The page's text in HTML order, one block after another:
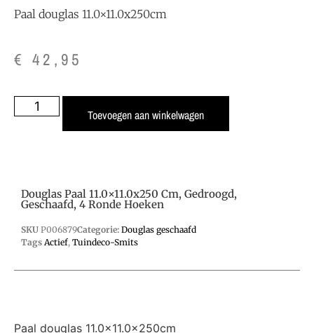
Paal douglas 11.0×11.0x250cm
€ 42,95
Toevoegen aan winkelwagen
Douglas Paal 11.0×11.0x250 Cm, Gedroogd,
Geschaafd, 4 Ronde Hoeken
SKU P006879Categorie: Douglas geschaafd
Tags Actief, Tuindeco-Smits
Paal douglas 11.0×11.0x250cm